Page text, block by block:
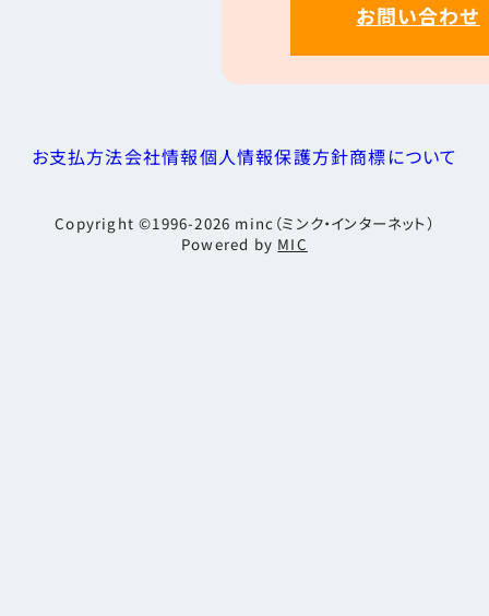
お問い合わせ
お支払方法会社情報個人情報保護方針商標について
Copyright ©1996-2026 minc（ミンク・インターネット）
Powered by MIC